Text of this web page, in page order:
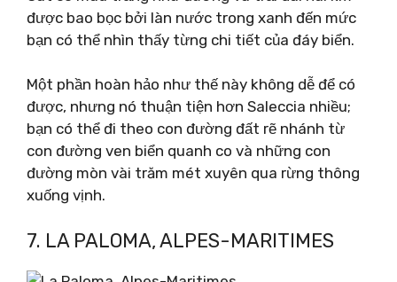
được bao bọc bởi làn nước trong xanh đến mức
bạn có thể nhìn thấy từng chi tiết của đáy biển.
Một phần hoàn hảo như thế này không dễ để có
được, nhưng nó thuận tiện hơn Saleccia nhiều;
bạn có thể đi theo con đường đất rẽ nhánh từ
con đường ven biển quanh co và những con
đường mòn vài trăm mét xuyên qua rừng thông
xuống vịnh.
7. LA PALOMA, ALPES-MARITIMES